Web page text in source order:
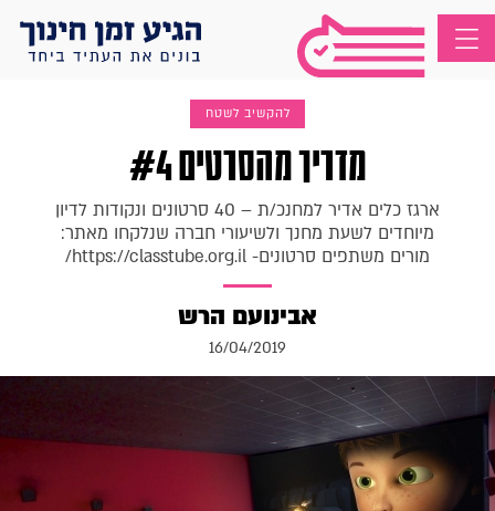
להקשיב לשטח
מדריך מהסרטים #4
ארגז כלים אדיר למחנכ/ת – 40 סרטונים ונקודות לדיון
מיוחדים לשעת מחנך ולשיעורי חברה שנלקחו מאתר:
מורים משתפים סרטונים- https://classtube.org.il/
אבינועם הרש
16/04/2019